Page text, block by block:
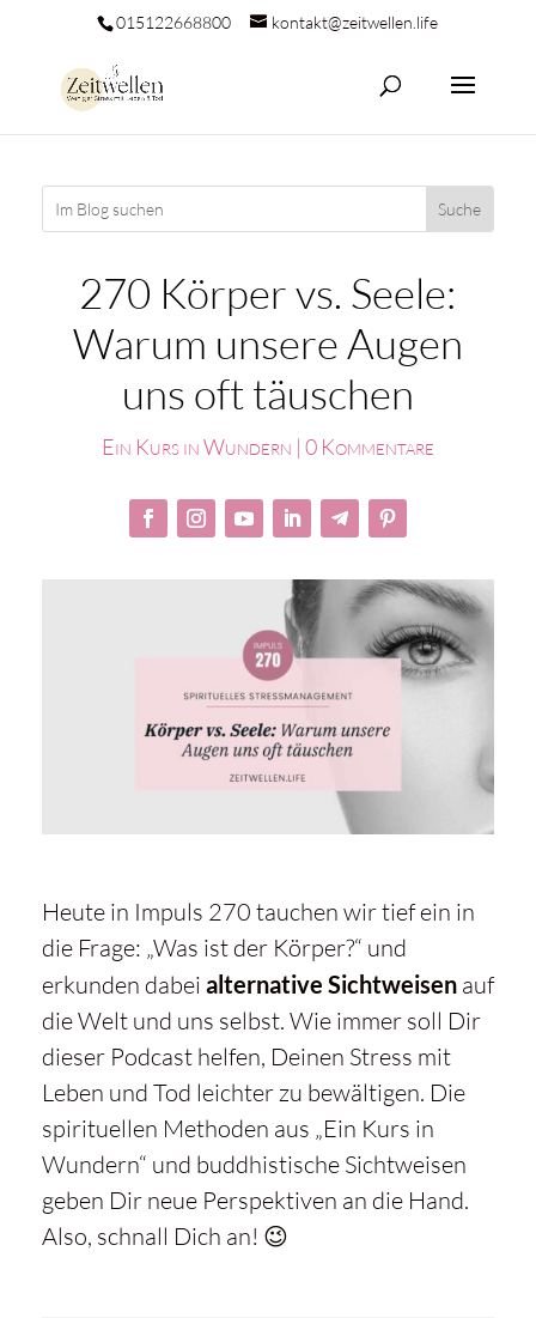
015122668800 kontakt@zeitwellen.life
270 Körper vs. Seele:
Warum unsere Augen
uns oft täuschen
Ein Kurs in Wundern | 0 Kommentare
Heute in Impuls 270 tauchen wir tief ein in
die Frage: „Was ist der Körper?“ und
erkunden dabei alternative Sichtweisenauf
die Welt und uns selbst. Wie immer soll Dir
dieser Podcast helfen, Deinen Stress mit
Leben und Tod leichter zu bewältigen. Die
spirituellen Methoden aus „Ein Kurs in
Wundern“ und buddhistische Sichtweisen
geben Dir neue Perspektiven an die Hand.
Also, schnall Dich an! 😉